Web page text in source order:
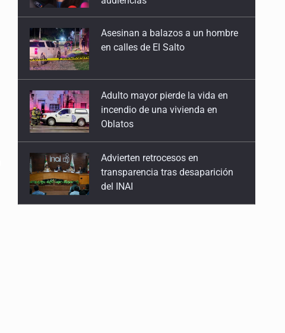
Adulto mayor pierde la vida en
incendio de una vivienda en
Advierten retrocesos en
transparencia tras desaparición
del INAI
Jalisco mantiene la búsqueda de
21 adolescentes desaparecidos
durante julio